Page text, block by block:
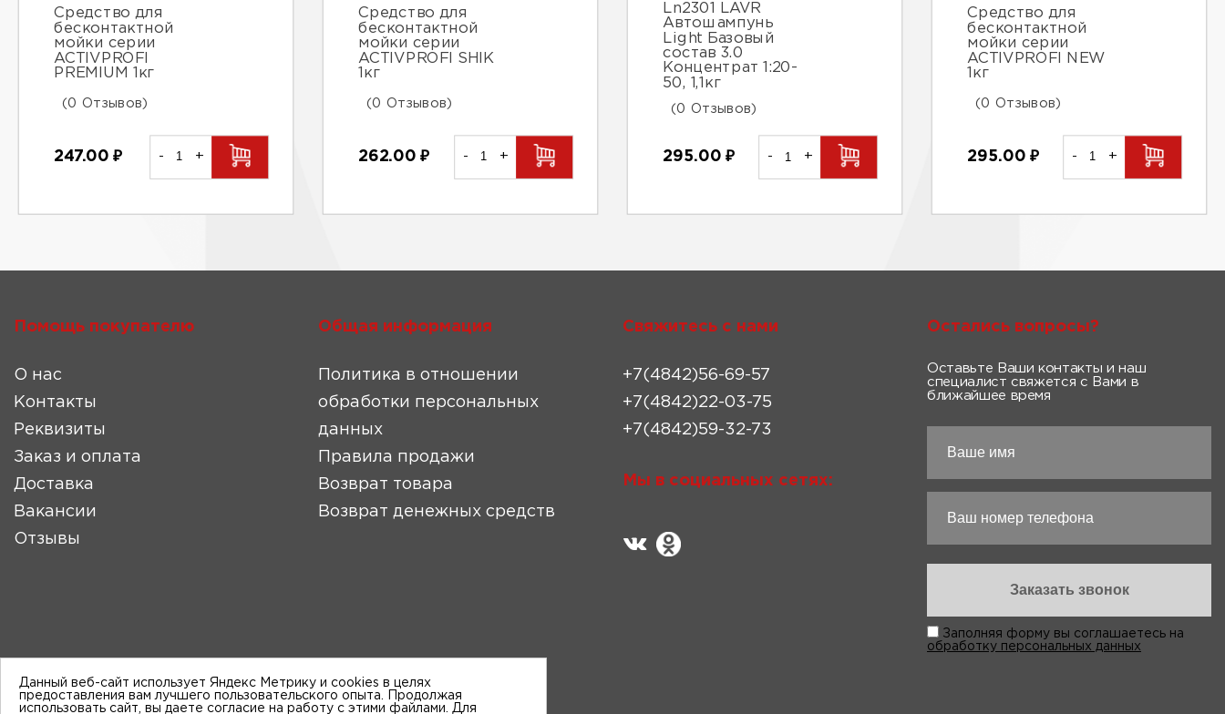
Средство для
бесконтактной
мойки серии
ACTIVPROFI
PREMIUM 1кг
(0 Отзывов)
247.00₽ - +
Средство для
бесконтактной
мойки серии
ACTIVPROFI SHIK
1кг
(0 Отзывов)
262.00₽ - +
Ln2301 LAVR
Автошампунь
Light Базовый
состав 3.0
Концентрат 1:20-
50, 1,1кг
(0 Отзывов)
295.00₽ - +
Средство для
бесконтактной
мойки серии
ACTIVPROFI NEW
1кг
(0 Отзывов)
295.00₽ - +
Помощь покупателю
О нас
Контакты
Реквизиты
Заказ и оплата
Доставка
Вакансии
Отзывы
Общая информация
Политика в отношении
обработки персональных
данных
Правила продажи
Возврат товара
Возврат денежных средств
Свяжитесь с нами
+7(4842)56-69-57
+7(4842)22-03-75
+7(4842)59-32-73
Мы в социальных сетях:
Остались вопросы?
Оставьте Ваши контакты и наш
специалист свяжется с Вами в
ближайшее время
Заполняя форму вы соглашаетесь на
обработку персональных данных
Данный веб-сайт использует Яндекс Метрику и cookies в целях
предоставления вам лучшего пользовательского опыта. Продолжая
использовать сайт, вы даете согласие на работу с этими файлами. Для